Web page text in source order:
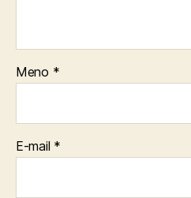
Meno *
E-mail *